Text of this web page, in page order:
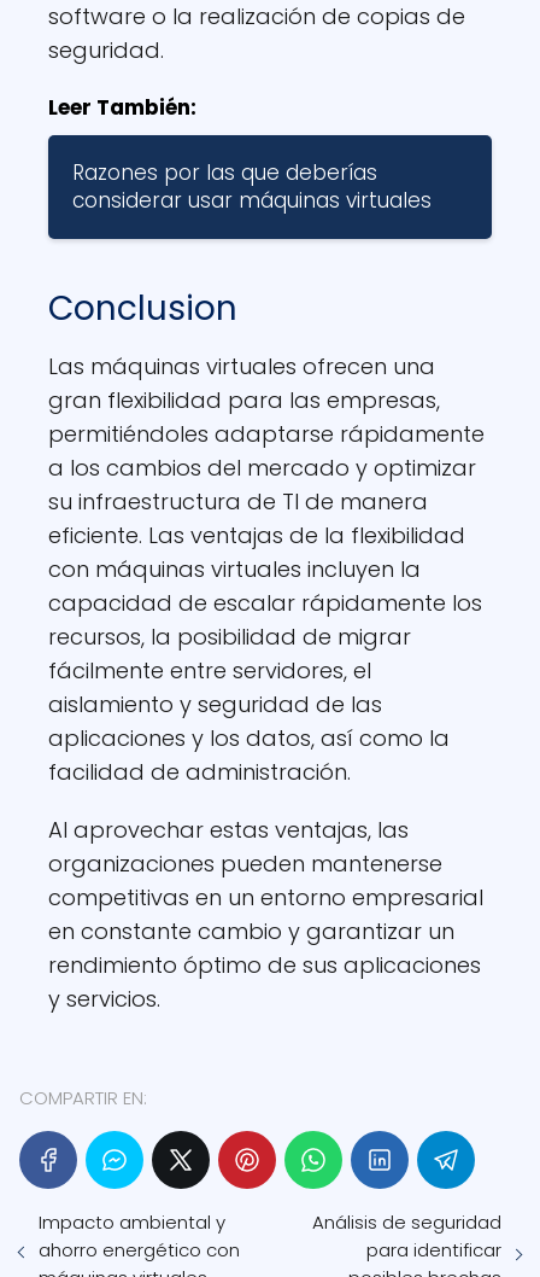
software o la realización de copias de
seguridad.
Leer También:
Razones por las que deberías
considerar usar máquinas virtuales
Conclusion
Las máquinas virtuales ofrecen una
gran flexibilidad para las empresas,
permitiéndoles adaptarse rápidamente
a los cambios del mercado y optimizar
su infraestructura de TI de manera
eficiente. Las ventajas de la flexibilidad
con máquinas virtuales incluyen la
capacidad de escalar rápidamente los
recursos, la posibilidad de migrar
fácilmente entre servidores, el
aislamiento y seguridad de las
aplicaciones y los datos, así como la
facilidad de administración.
Al aprovechar estas ventajas, las
organizaciones pueden mantenerse
competitivas en un entorno empresarial
en constante cambio y garantizar un
rendimiento óptimo de sus aplicaciones
y servicios.
COMPARTIR EN:
Impacto ambiental y
ahorro energético con
Análisis de seguridad
para identificar